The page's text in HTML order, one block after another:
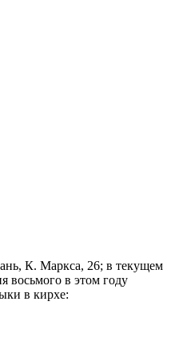
К. Маркса, 26; в текущем
восьмого в этом году
в кирхе: